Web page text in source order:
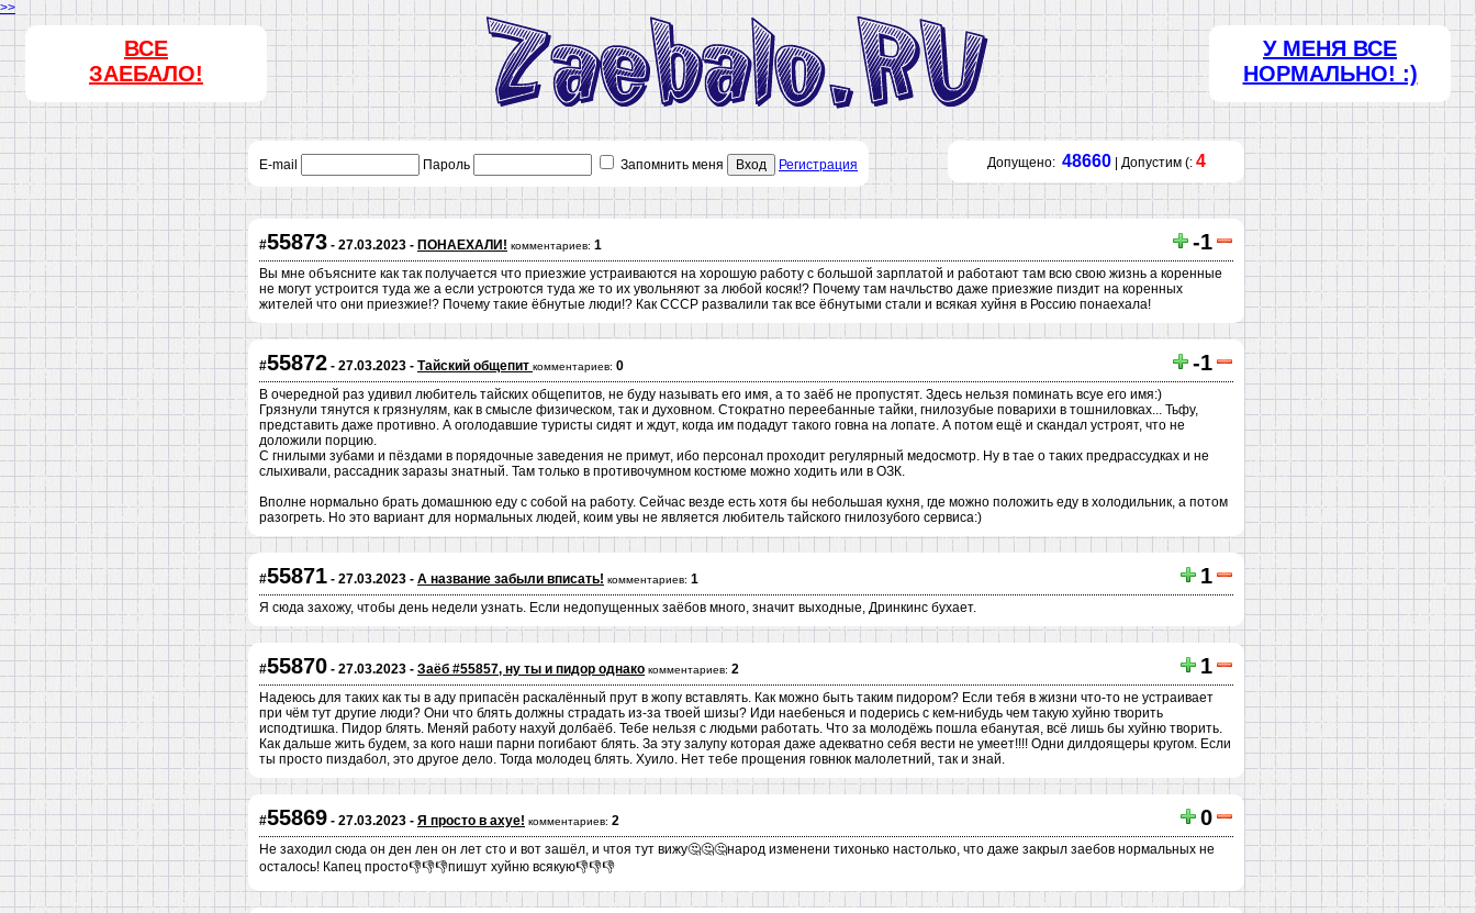
>>
ВСЕ
ЗАЕБАЛО!
У МЕНЯ ВСЕ
НОРМАЛЬНО! :)
E-mail Пароль Запомнить меня Вход Регистрация Допущено: 48660| Допустим (: 4
#55873 - 27.03.2023 - ПОНАЕХАЛИ! комментариев: 1 -1
Вы мне объясните как так получается что приезжие устраиваются на хорошую работу с большой зарплатой и работают там всю свою жизнь а коренные
не могут устроится туда же а если устроются туда же то их увольняют за любой косяк!? Почему там начльство даже приезжие пиздит на коренных
жителей что они приезжие!? Почему такие ёбнутые люди!? Как СССР развалили так все ёбнутыми стали и всякая хуйня в Россию понаехала!
#55872 - 27.03.2023 - Тайский общепит комментариев: 0 -1
В очередной раз удивил любитель тайских общепитов, не буду называть его имя, а то заёб не пропустят. Здесь нельзя поминать всуе его имя:)
Грязнули тянутся к грязнулям, как в смысле физическом, так и духовном. Стократно переебанные тайки, гнилозубые поварихи в тошниловках... Тьфу,
представить даже противно. А оголодавшие туристы сидят и ждут, когда им подадут такого говна на лопате. А потом ещё и скандал устроят, что не
доложили порцию.
С гнилыми зубами и пёздами в порядочные заведения не примут, ибо персонал проходит регулярный медосмотр. Ну в тае о таких предрассудках и не
слыхивали, рассадник заразы знатный. Там только в противочумном костюме можно ходить или в ОЗК.
Вполне нормально брать домашнюю еду с собой на работу. Сейчас везде есть хотя бы небольшая кухня, где можно положить еду в холодильник, а потом
разогреть. Но это вариант для нормальных людей, коим увы не является любитель тайского гнилозубого сервиса:)
#55871 - 27.03.2023 - А название забыли вписать! комментариев: 1 1
Я сюда захожу, чтобы день недели узнать. Если недопущенных заёбов много, значит выходные, Дринкинс бухает.
#55870 - 27.03.2023 - Заёб #55857, ну ты и пидор однако комментариев: 2 1
Надеюсь для таких как ты в аду припасён раскалённый прут в жопу вставлять. Как можно быть таким пидором? Если тебя в жизни что-то не устраивает
при чём тут другие люди? Они что блять должны страдать из-за твоей шизы? Иди наебенься и подерись с кем-нибудь чем такую хуйню творить
исподтишка. Пидор блять. Меняй работу нахуй долбаёб. Тебе нельзя с людьми работать. Что за молодёжь пошла ебанутая, всё лишь бы хуйню творить.
Как дальше жить будем, за кого наши парни погибают блять. За эту залупу которая даже адекватно себя вести не умеет!!!! Одни дилдоящеры кругом. Если
ты просто пиздабол, это другое дело. Тогда молодец блять. Хуило. Нет тебе прощения говнюк малолетний, так и знай.
#55869 - 27.03.2023 - Я просто в ахуе! комментариев: 2 0
Не заходил сюда он ден лен он лет сто и вот зашёл, и чтоя тут вижу🤔🤔🤔народ изменени тихонько настолько, что даже закрыл заебов нормальных не
осталось! Капец просто👎👎👎пишут хуйню всякую👎👎👎